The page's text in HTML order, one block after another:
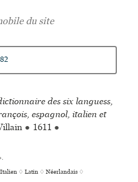
des six languess,
espagnol, italien et
● 1611 ●
Italien ♢Latin ♢Néerlandais ♢